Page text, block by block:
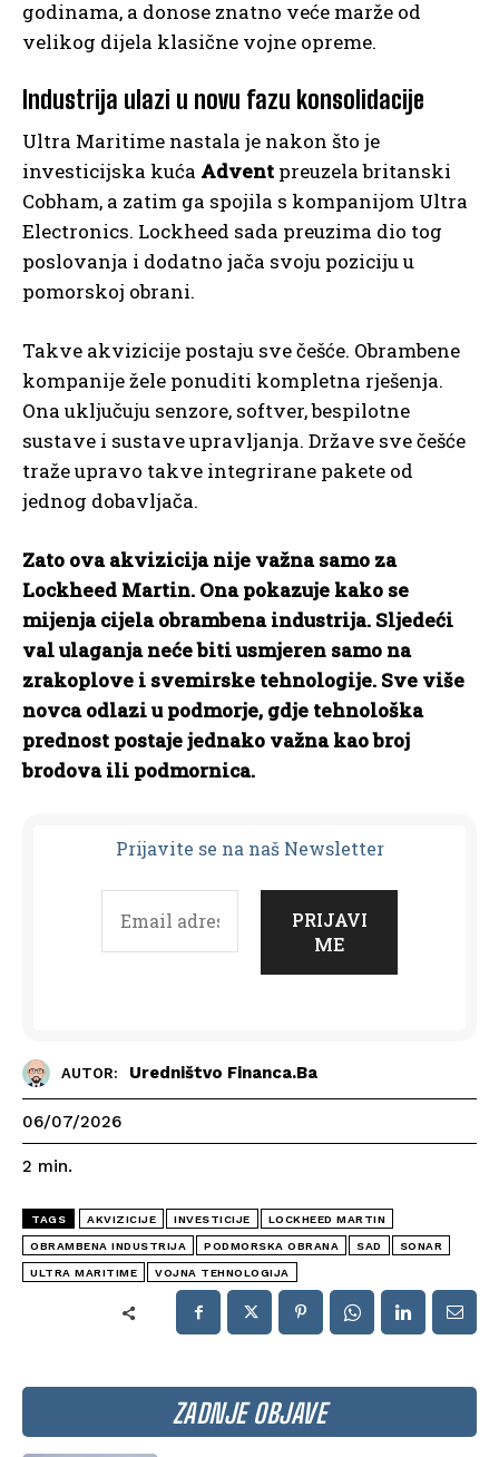
ZADNJE OBJAVE
godinama, a donose znatno veće marže od
velikog dijela klasične vojne opreme.
Industrija ulazi u novu fazu konsolidacije
Ultra Maritime nastala je nakon što je
investicijska kuća Advent preuzela britanski
Cobham, a zatim ga spojila s kompanijom Ultra
Electronics. Lockheed sada preuzima dio tog
poslovanja i dodatno jača svoju poziciju u
pomorskoj obrani.
Takve akvizicije postaju sve češće. Obrambene
kompanije žele ponuditi kompletna rješenja.
Ona uključuju senzore, softver, bespilotne
sustave i sustave upravljanja. Države sve češće
traže upravo takve integrirane pakete od
jednog dobavljača.
Zato ova akvizicija nije važna samo za
Lockheed Martin. Ona pokazuje kako se
mijenja cijela obrambena industrija. Sljedeći
val ulaganja neće biti usmjeren samo na
zrakoplove i svemirske tehnologije. Sve više
novca odlazi u podmorje, gdje tehnološka
prednost postaje jednako važna kao broj
brodova ili podmornica.
Prijavite se na naš Newsletter
AUTOR: Uredništvo Financa.ba
06/07/2026
2 min.
TAGS AKVIZICIJE INVESTICIJE LOCKHEED MARTIN
OBRAMBENA INDUSTRIJA PODMORSKA OBRANA SAD SONAR
ULTRA MARITIME VOJNA TEHNOLOGIJA